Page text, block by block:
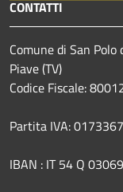
CONTATTI
Comune di San
Piave (TV)
Codice Fiscale:
Partita IVA:
IBAN : IT 54 Q